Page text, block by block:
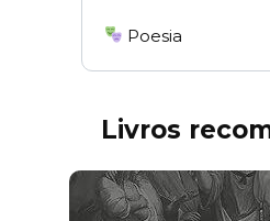
Poesia
Livros